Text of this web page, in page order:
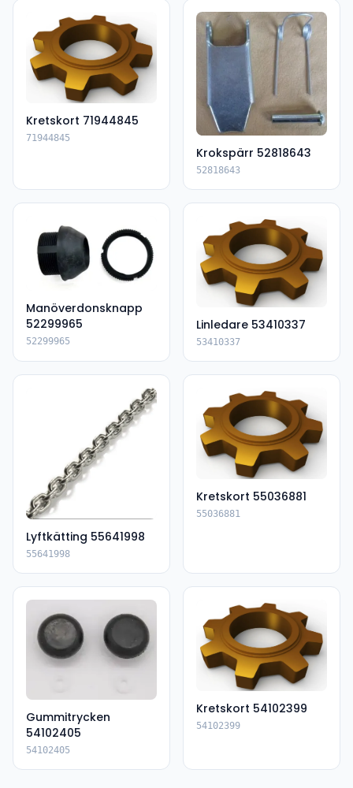
Kretskort 71944845
71944845
Krokspärr 52818643
52818643
Manöverdonsknapp
52299965
52299965
Linledare 53410337
53410337
Lyftkätting 55641998
55641998
Kretskort 55036881
55036881
Gummitrycken
54102405
54102405
Kretskort 54102399
54102399